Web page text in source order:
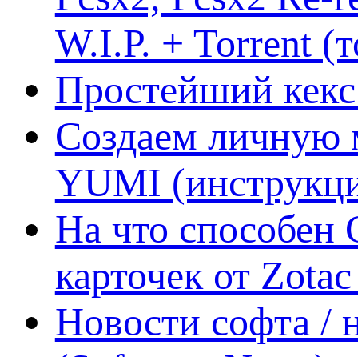
W.I.P. + Torrent
Простейший кекс
Создаем личную
YUMI
На что способен
карточек от
Новости софта /